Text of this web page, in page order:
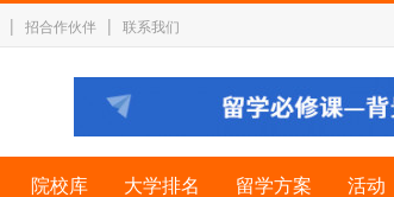
| 招合作伙伴 | 联系我们
院校库 大学排名 留学方案 活动